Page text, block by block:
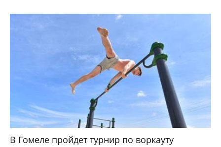
В Гомеле пройдет турнир по воркауту